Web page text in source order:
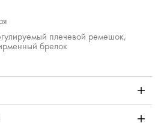
плечевой ремешок,
брелок